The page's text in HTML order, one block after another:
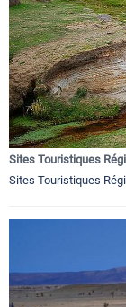
Sites Touristiques
Sites Touristiques